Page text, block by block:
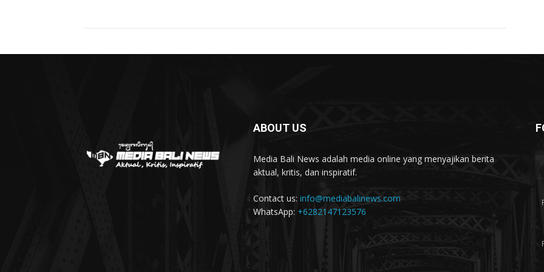
ABOUT US
Media Bali News adalah media online yang menyajikan berita
aktual, kritis, dan inspiratif.
Contact us: info@mediabalinews.com
WhatsApp: +6282147123576